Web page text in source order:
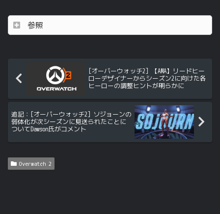
参照
[オーバーウォッチ2] 【AMA】リードヒー
ローデザイナーからシーズン2に向けた各
ヒーローの調整ヒントが明らかに
追記：[オーバーウォッチ2] ソジョーンの
弱体化が次シーズンに見送られたことに
ついてDawson氏がコメント
Overwatch 2